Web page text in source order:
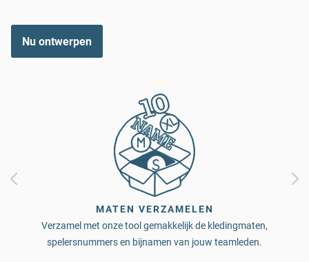
Nu ontwerpen
MATEN VERZAMELEN
Verzamel met onze tool gemakkelijk de kledingmaten,
spelersnummers en bijnamen van jouw teamleden.